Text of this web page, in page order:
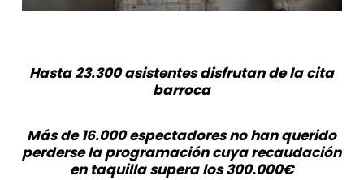
Hasta 23.300 asistentes disfrutan de la cita
barroca
Más de 16.000 espectadores no han querido
perderse la programación cuya recaudación
en taquilla supera los 300.000€